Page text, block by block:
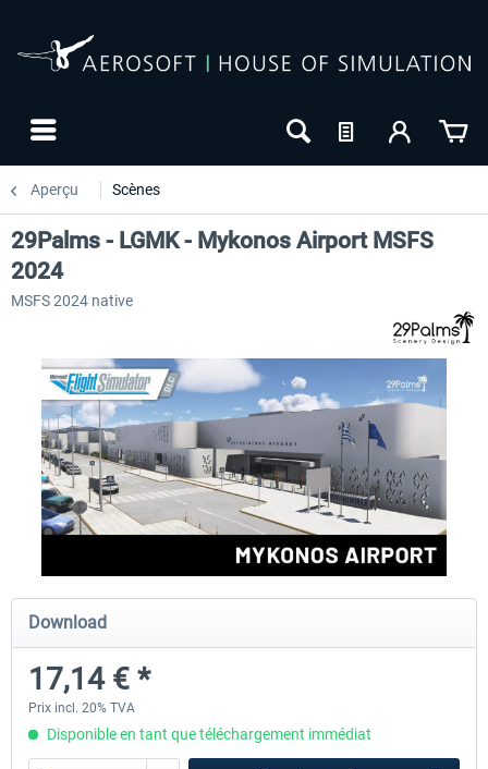
Aperçu Scènes
Aerosoft Mega Airport Brussels Aerosoft Airport Cologne/
29Palms - LGMK - Mykonos Airport MSFS
2024
MSFS 2024 native
Download
17,14 € *
Prix incl. 20% TVA
Disponible en tant que téléchargement immédiat